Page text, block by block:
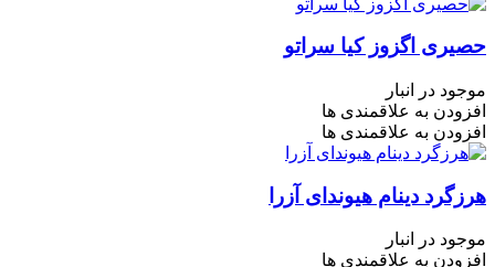
حصیری اگزوز کیا سراتو
موجود در انبار
افزودن به علاقمندی ها
افزودن به علاقمندی ها
هرزگرد دینام هیوندای آزرا
موجود در انبار
افزودن به علاقمندی ها